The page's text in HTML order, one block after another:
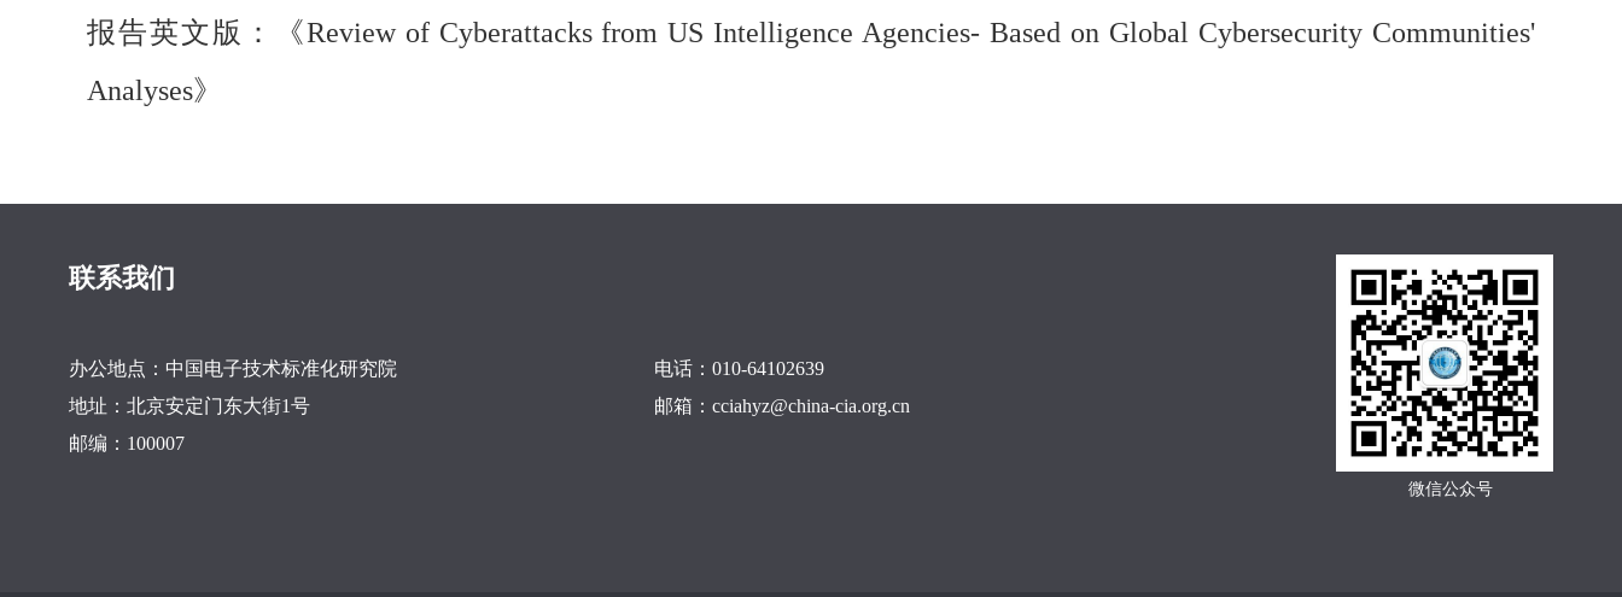
报告英文版：《Review of Cyberattacks from US Intelligence Agencies- Based on Global Cybersecurity Communities'
Analyses》
联系我们
办公地点：中国电子技术标准化研究院
地址：北京安定门东大街1号
邮编：100007
电话：010-64102639
邮箱：cciahyz@china-cia.org.cn
微信公众号